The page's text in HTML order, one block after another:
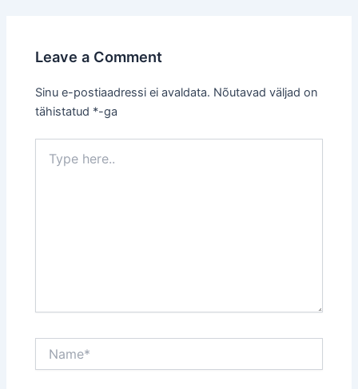
Leave a Comment
Sinu e-postiaadressi ei avaldata. Nõutavad väljad on
tähistatud *-ga
here..